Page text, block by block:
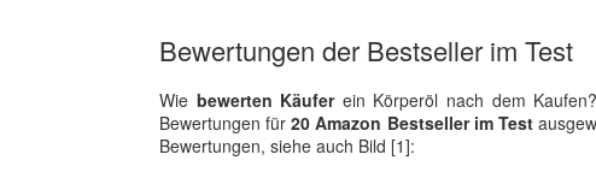
Bewertungen der Bestseller im Test
Wie bewerten Käuferein Körperöl nach dem
Bewertungen für20 Amazon Bestseller im Test
Bewertungen, siehe auch Bild [1]: